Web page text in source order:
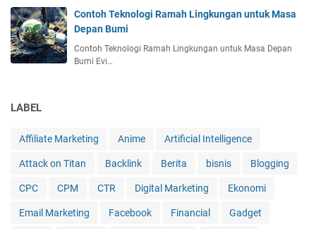
Contoh Teknologi Ramah Lingkungan untuk Masa
Depan Bumi
Contoh Teknologi Ramah Lingkungan untuk Masa Depan
Bumi Evi…
LABEL
Affiliate Marketing Anime Artificial Intelligence
Attack on Titan Backlink Berita bisnis Blogging
CPC CPM CTR Digital Marketing Ekonomi
Email Marketing Facebook Financial Gadget